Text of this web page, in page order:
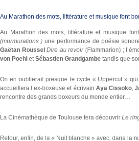
Au Marathon des mots, littérature et musique font
Au Marathon des mots, littérature et musique
(murmurations )une performance de poésie
Gaëtan RousselDire au revoir (Flammarion) ;
von Poehl etSébastien Grandgambe tandis que
On en oublierait presque le cycle « Uppercut »
accueillera l’ex-boxeuse et écrivain Aya Cissoko,
rencontre des grands boxeurs du monde entier…
La Cinémathèque de Toulouse fera découvrir Le
Retour, enfin, de la « Nuit blanche » avec, dans la